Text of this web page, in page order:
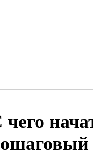
чего